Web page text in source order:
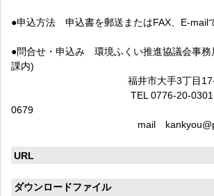
●申込方法 申込書を郵送またはFAX、E-mail
●問合せ・申込み 環境ふくい推進協議会事務
課内)
福井市大手3丁目17-
TEL 0776-20-0301
0679
mail
URL
ダウンロードファイル